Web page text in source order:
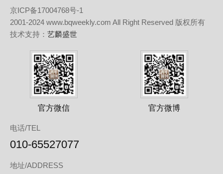
京ICP备17004768号-1
2001-2024 www.bqweekly.com All Right Reserved 版权所有
技术支持： 艺麟盛世
官方微信 官方微博
电话/TEL
010-65527077
地址/ADDRESS